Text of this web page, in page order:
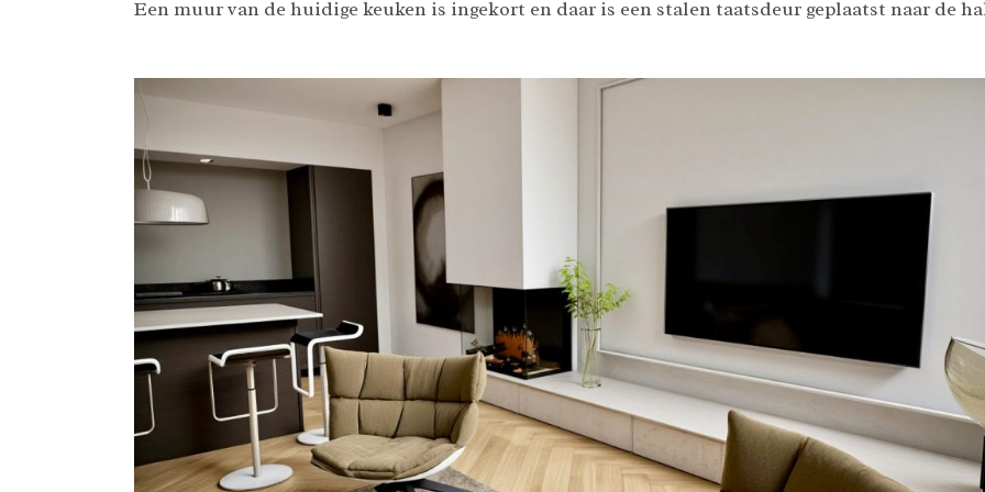
Een muur van de huidige keuken is ingekort en daar is een stalen taatsdeur geplaatst naar de